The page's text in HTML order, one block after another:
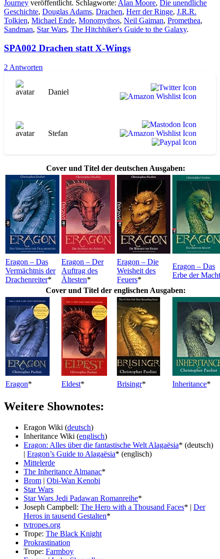
Journey veröffentlicht. Schlagworte: Alan Moore, Die unendliche
Geschichte, Douglas Adams, Drachen, Herr der Ringe, J.R.R.
Tolkien, Michael Ende, Monomythos, Neil Gaiman, Promethea,
Sandman, Star Wars, The Hitchhiker's Guide to the Galaxy.
SPA002 Drachen statt X-Wings
2 Antworten
Daniel
Stefan
Cover und Titel der deutschen Ausgaben:
Eragon – Das
Vermächtnis der
Drachenreiter*
Eragon – Der
Auftrag des
Ältesten*
Eragon – Die
Weisheit des
Feuers*
Eragon – Das
Erbe der Macht
Cover und Titel der englischen Ausgaben:
Eragon* Eldest* Brisingr* Inheritance*
Weitere Shownotes:
Eragon Wiki (deutsch)
Inheritance Wiki (englisch)
Eragon: Alles über die fantastische Welt Alagaësia* (deutsch)
| Eragon’s Guide to Alagaësia* (englisch)
Mittelerde
The Inheritance Almanac*
Brom | Obi-Wan Kenobi
Star Wars
Star Wars Jedi Padawan Romanreihe*
Joseph Campbell: The Hero with a Thousand Faces* | Der
Heros in tausend Gestalten*
tvtropes.org
Trope: The Black Knight
Prokrastination
Trope: Farmboy